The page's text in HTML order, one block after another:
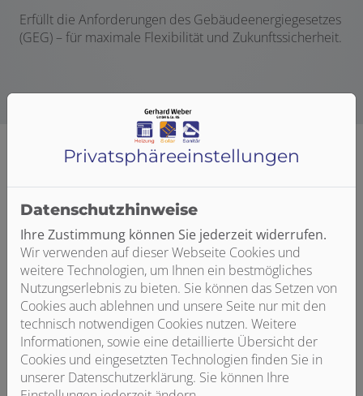
Erfüllt die Anforderungen des Gebäudeenergiegesetzes
(GEG) – für maximale Flexibilität und Zukunftssicherheit.
Bitte das Cookie-Consent-Tool öffnen, um die für
dieses Element notwendigen Cookies zu akzeptieren.
Privatsphäre­einstellungen
Datenschutzhinweise
Ihre Zustimmung können Sie jederzeit widerrufen.
Wir verwenden auf dieser Webseite Cookies und
weitere Technologien, um Ihnen ein bestmögliches
Nutzungserlebnis zu bieten. Sie können das Setzen von
Cookies auch ablehnen und unsere Seite nur mit den
technisch notwendigen Cookies nutzen. Weitere
Informationen, sowie eine detaillierte Übersicht der
Cookies und eingesetzten Technologien finden Sie in
unserer Datenschutzerklärung. Sie können Ihre